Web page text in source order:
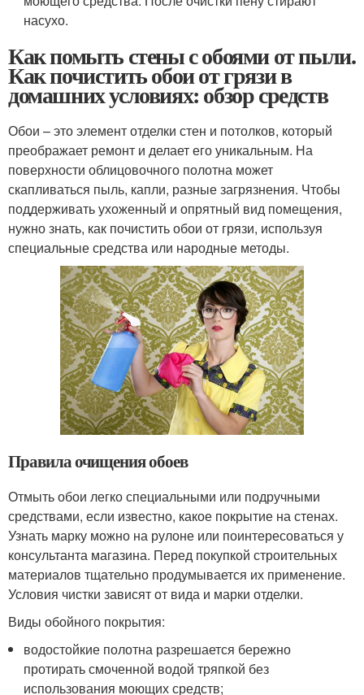
насухо.
Как помыть стены с обоями от пыли.
Как почистить обои от грязи в
домашних условиях: обзор средств
Обои – это элемент отделки стен и потолков, который
преображает ремонт и делает его уникальным. На
поверхности облицовочного полотна может
скапливаться пыль, капли, разные загрязнения. Чтобы
поддерживать ухоженный и опрятный вид помещения,
нужно знать, как почистить обои от грязи, используя
специальные средства или народные методы.
Правила очищения обоев
Отмыть обои легко специальными или подручными
средствами, если известно, какое покрытие на стенах.
Узнать марку можно на рулоне или поинтересоваться у
консультанта магазина. Перед покупкой строительных
материалов тщательно продумывается их применение.
Условия чистки зависят от вида и марки отделки.
Виды обойного покрытия:
водостойкие полотна разрешается бережно
протирать смоченной водой тряпкой без
использования моющих средств;